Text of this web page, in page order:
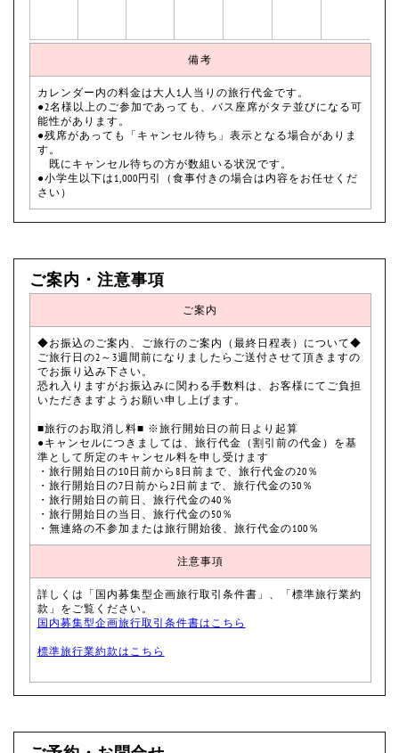
備考
カレンダー内の料金は大人1人当りの旅行代金です。
●2名様以上のご参加であっても、バス座席がタテ並びになる可
能性があります。
●残席があっても「キャンセル待ち」表示となる場合がありま
す。
既にキャンセル待ちの方が数組いる状況です。
●小学生以下は1,000円引（食事付きの場合は内容をお任せくだ
さい）
ご案内・注意事項
ご案内
◆お振込のご案内、ご旅行のご案内（最終日程表）について◆
ご旅行日の2～3週間前になりましたらご送付させて頂きますの
でお振り込み下さい。
恐れ入りますがお振込みに関わる手数料は、お客様にてご負担
いただきますようお願い申し上げます。
■旅行のお取消し料■ ※旅行開始日の前日より起算
●キャンセルにつきましては、旅行代金（割引前の代金）を基
準として所定のキャンセル料を申し受けます
・旅行開始日の10日前から8日前まで、旅行代金の20％
・旅行開始日の7日前から2日前まで、旅行代金の30％
・旅行開始日の前日、旅行代金の40％
・旅行開始日の当日、旅行代金の50％
・無連絡の不参加または旅行開始後、旅行代金の100％
注意事項
詳しくは「国内募集型企画旅行取引条件書」、「標準旅行業約
款」をご覧ください。
国内募集型企画旅行取引条件書はこちら
標準旅行業約款はこちら